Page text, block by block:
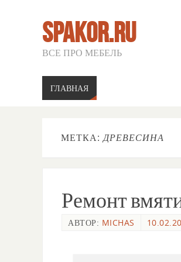
SPAKOR.RU
ВСЕ ПРО МЕБЕЛЬ
ГЛАВНАЯ
МЕТКА:ДРЕВЕСИНА
Ремонт
АВТОР: MICHAS